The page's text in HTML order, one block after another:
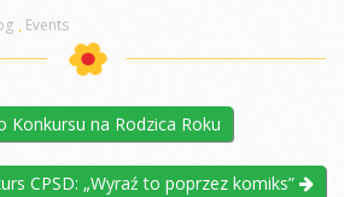
, Events
Konkursu na Rodzica Roku
CPSD: „Wyraź to poprzez komiks”